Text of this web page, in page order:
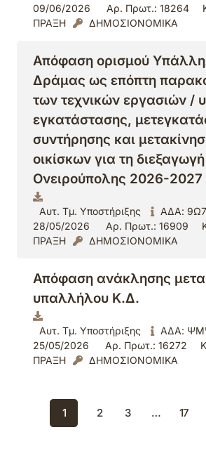
09/06/2026
Αρ. Πρωτ.: 18264
ΠΡΑΞΗ
ΔΗΜΟΣΙΟΝΟΜΙΚΑ
Απόφαση ορισμού
Δράμας ως επόπτη
των τεχνικών εργασιών /
εγκατάστασης,
συντήρησης και
οικίσκων για τη
Ονειρούπολης 2026-2027
Αυτ. Τμ. Υποστήριξης
ΑΔΑ:
28/05/2026
Αρ. Πρωτ.: 16909
ΠΡΑΞΗ
ΔΗΜΟΣΙΟΝΟΜΙΚΑ
Απόφαση ανάκλησης
υπαλλήλου Κ.Δ.
Αυτ. Τμ. Υποστήριξης
ΑΔΑ:
25/05/2026
Αρ. Πρωτ.: 16272
ΠΡΑΞΗ
ΔΗΜΟΣΙΟΝΟΜΙΚΑ
1 2 3 … 17